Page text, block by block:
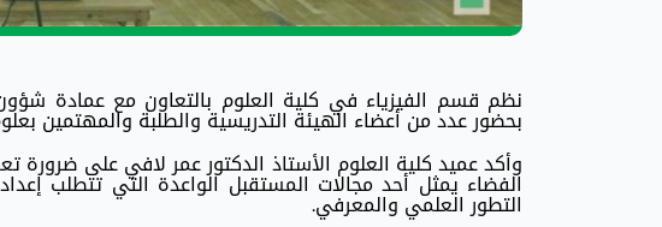
نظم قسم الفيزياء في كلية العلوم بالتعاون مع عمادة
بحضور عدد من أعضاء الهيئة التدريسية والطلبة والمهتمين
وأكد عميد كلية العلوم الأستاذ الدكتور عمر لافي على ضرورة
الفضاء يمثل أحد مجالات المستقبل الواعدة التي تتطلب
التطور العلمي والمعرفي.